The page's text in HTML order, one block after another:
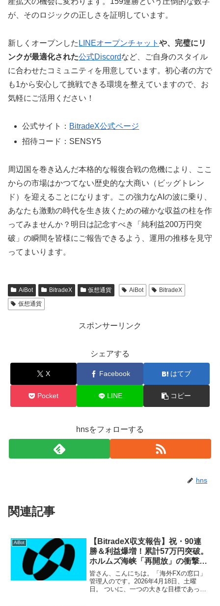
が、そのロジックの正しさを証明しています。
新しくオープンした LINEオープンチャット や、完璧にリ
ンクが最適化された公式Discordなど、ご自身のスタイル
に合わせたコミュニティを用意しています。初心者の方で
も1から安心して挑戦できる環境を整えていますので、お
気軽にご活用ください！
公式サイト： BitradeX公式ページ
招待コード：SENSY5
周辺国を巻き込んだ本格的な報復合戦の危機により、ここ
からの市場はかつてない歴史的な大商い（ビッグトレン
ド）を迎えることになります。この強力なAIの波に乗り、
あなたも激動の時代を生き抜くための確かな収益の柱を作
ってみませんか？明日は記念すべき「純利益200万円突
破」の瞬間を皆様にご報告できるよう、運用の推移を見守
ってまいります。
AiBot BitradeX 仮想通貨 AiBot
BitradeX
仮想通貨
スポンサーリンク
シェアする
X Facebook はてブ
Pocket LINE コピー
hnsをフォローする
hns
関連記事
AiBot
【BitradeX収支報告】祝・90連
勝＆利益爆増！累計57万円突破。
ホルムズ海峡「再開放」の衝撃で
AIが覚醒
皆さん、こんにちは。「海外FXの窓口」
管理人のです。2026年4月18日、土曜
日。 ついに、一つの大きな目標であった